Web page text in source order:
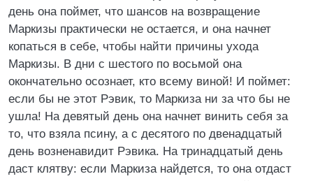
день она поймет, что шансов на возвращение
Маркизы практически не остается, и она начнет
копаться в себе, чтобы найти причины ухода
Маркизы. В дни с шестого по восьмой она
окончательно осознает, кто всему виной! И поймет:
если бы не этот Рэвик, то Маркиза ни за что бы не
ушла! На девятый день она начнет винить себя за
то, что взяла псину, а с десятого по двенадцатый
день возненавидит Рэвика. На тринадцатый день
даст клятву: если Маркиза найдется, то она отдаст